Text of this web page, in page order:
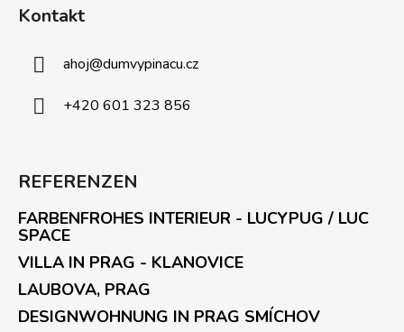
Kontakt
ahoj@dumvypinacu.cz
+420 601 323 856
REFERENZEN
FARBENFROHES INTERIEUR - LUCYPUG / LUC
SPACE
VILLA IN PRAG - KLANOVICE
LAUBOVA, PRAG
DESIGNWOHNUNG IN PRAG SMÍCHOV